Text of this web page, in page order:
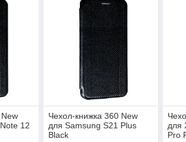
12
Чехол-книжка 360 New
для Samsung S21 Plus
Black
для
Pro